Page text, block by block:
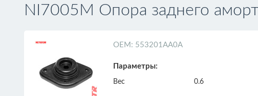
NI7005M Опора заднего
ОЕМ: 553201AA0A
Параметры:
Вес 0.6